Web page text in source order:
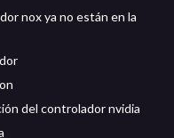
nox ya no están en la
del controlador nvidia